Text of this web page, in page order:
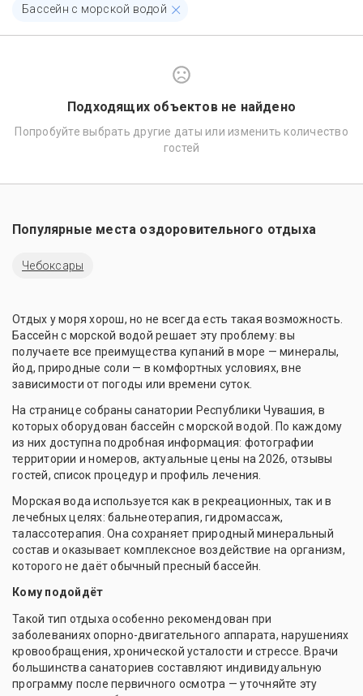
Бассейн с морской водой
Подходящих объектов не найдено
Попробуйте выбрать другие даты или изменить количество
гостей
Популярные места оздоровительного отдыха
Чебоксары
Отдых у моря хорош, но не всегда есть такая возможность.
Бассейн с морской водой решает эту проблему: вы
получаете все преимущества купаний в море — минералы,
йод, природные соли — в комфортных условиях, вне
зависимости от погоды или времени суток.
На странице собраны санатории Республики Чувашия, в
которых оборудован бассейн с морской водой. По каждому
из них доступна подробная информация: фотографии
территории и номеров, актуальные цены на 2026, отзывы
гостей, список процедур и профиль лечения.
Морская вода используется как в рекреационных, так и в
лечебных целях: бальнеотерапия, гидромассаж,
талассотерапия. Она сохраняет природный минеральный
состав и оказывает комплексное воздействие на организм,
которого не даёт обычный пресный бассейн.
Кому подойдёт
Такой тип отдыха особенно рекомендован при
заболеваниях опорно-двигательного аппарата, нарушениях
кровообращения, хронической усталости и стрессе. Врачи
большинства санаториев составляют индивидуальную
программу после первичного осмотра — уточняйте эту